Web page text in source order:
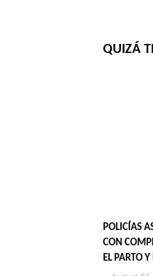
QUIZÁ
POLICÍAS
CON
EL PARTO